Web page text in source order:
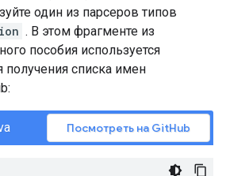
один из парсеров типов
. В этом фрагменте из
пособия используется
получения списка имен
Посмотреть на GitHub